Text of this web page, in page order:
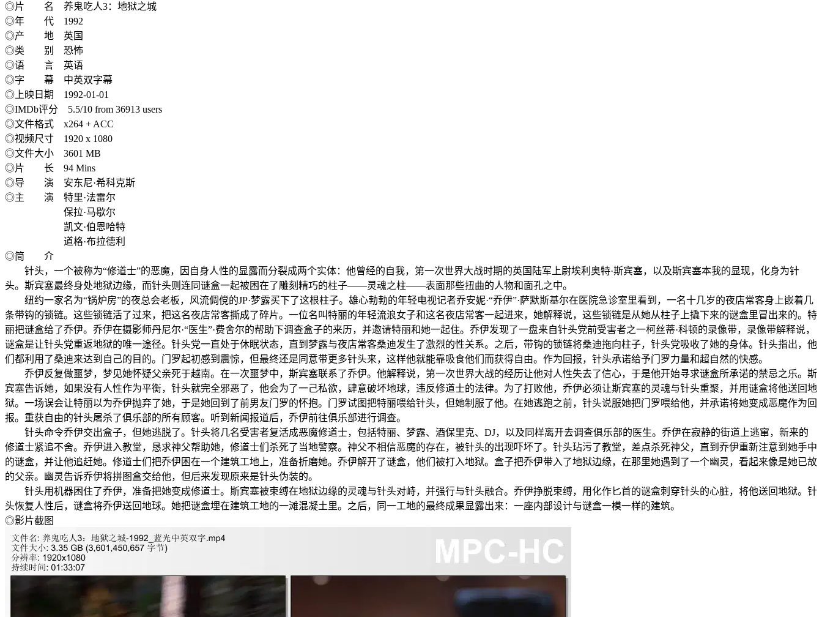
◎片 名 养鬼吃人3：地狱之城
◎年 代 1992
◎产 地 英国
◎类 别 恐怖
◎语 言 英语
◎字 幕 中英双字幕
◎上映日期 1992-01-01
◎IMDb评分 5.5/10 from 36913 users
◎文件格式 x264 + ACC
◎视频尺寸 1920 x 1080
◎文件大小 3601 MB
◎片 长 94 Mins
◎导 演 安东尼·希科克斯
◎主 演 特里·法雷尔
保拉·马歇尔
凯文·伯恩哈特
道格·布拉德利
◎简 介
针头，一个被称为“修道士”的恶魔，因自身人性的显露而分裂成两个实体：他曾经的自我，第一次世界大战时期的英国陆军上尉埃利奥特·斯宾塞，以及斯宾塞本我的显现，化身为针
头。斯宾塞最终身处地狱边缘，而针头则连同谜盒一起被困在了雕刻精巧的柱子——灵魂之柱——表面那些扭曲的人物和面孔之中。
纽约一家名为“锅炉房”的夜总会老板，风流倜傥的JP·梦露买下了这根柱子。雄心勃勃的年轻电视记者乔安妮·“乔伊”·萨默斯基尔在医院急诊室里看到，一名十几岁的夜店常客身上嵌着几
条带钩的锁链。这些锁链活了过来，把这名夜店常客撕成了碎片。一位名叫特丽的年轻流浪女子和这名夜店常客一起进来，她解释说，这些锁链是从她从柱子上撬下来的谜盒里冒出来的。特
丽把谜盒给了乔伊。乔伊在摄影师丹尼尔·“医生”·费舍尔的帮助下调查盒子的来历，并邀请特丽和她一起住。乔伊发现了一盘来自针头党前受害者之一柯丝蒂·科顿的录像带，录像带解释说，
谜盒是让针头党重返地狱的唯一途径。针头党一直处于休眠状态，直到梦露与夜店常客桑迪发生了激烈的性关系。之后，带钩的锁链将桑迪拖向柱子，针头党吸收了她的身体。针头指出，他
们都利用了桑迪来达到自己的目的。门罗起初感到震惊，但最终还是同意带更多针头来，这样他就能靠吸食他们而获得自由。作为回报，针头承诺给予门罗力量和超自然的快感。
乔伊反复做噩梦，梦见她怀疑父亲死于越南。在一次噩梦中，斯宾塞联系了乔伊。他解释说，第一次世界大战的经历让他对人性失去了信心，于是他开始寻求谜盒所承诺的禁忌之乐。斯
宾塞告诉她，如果没有人性作为平衡，针头就完全邪恶了，他会为了一己私欲，肆意破坏地球，违反修道士的法律。为了打败他，乔伊必须让斯宾塞的灵魂与针头重聚，并用谜盒将他送回地
狱。一场误会让特丽以为乔伊抛弃了她，于是她回到了前男友门罗的怀抱。门罗试图把特丽喂给针头，但她制服了他。在她逃跑之前，针头说服她把门罗喂给他，并承诺将她变成恶魔作为回
报。重获自由的针头屠杀了俱乐部的所有顾客。听到新闻报道后，乔伊前往俱乐部进行调查。
针头命令乔伊交出盒子，但她逃脱了。针头将几名受害者复活成恶魔修道士，包括特丽、梦露、酒保里克、DJ，以及同样离开去调查俱乐部的医生。乔伊在寂静的街道上逃窜，新来的
修道士紧追不舍。乔伊进入教堂，恳求神父帮助她，修道士们杀死了当地警察。神父不相信恶魔的存在，被针头的出现吓坏了。针头玷污了教堂，差点杀死神父，直到乔伊重新注意到她手中
的谜盒，并让他追赶她。修道士们把乔伊困在一个建筑工地上，准备折磨她。乔伊解开了谜盒，他们被打入地狱。盒子把乔伊带入了地狱边缘，在那里她遇到了一个幽灵，看起来像是她已故
的父亲。幽灵告诉乔伊将拼图盒交给他，但后来发现原来是针头伪装的。
针头用机器困住了乔伊，准备把她变成修道士。斯宾塞被束缚在地狱边缘的灵魂与针头对峙，并强行与针头融合。乔伊挣脱束缚，用化作匕首的谜盒刺穿针头的心脏，将他送回地狱。针
头恢复人性后，谜盒将乔伊送回地球。她把谜盒埋在建筑工地的一滩混凝土里。之后，同一工地的最终成果显露出来：一座内部设计与谜盒一模一样的建筑。
◎影片截图